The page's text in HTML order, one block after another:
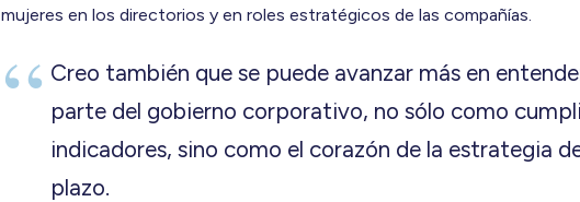
mujeres en los directorios y en roles estratégicos de las compañías.
Creo también que se puede avanzar más en
parte del gobierno corporativo, no sólo como
indicadores, sino como el corazón de la estrategia
plazo.